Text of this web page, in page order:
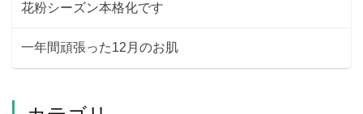
花粉シーズン本格化です
一年間頑張った12月のお肌